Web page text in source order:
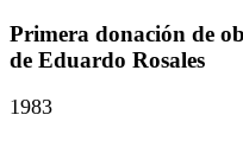
Primera donación de
de Eduardo Rosales
1983